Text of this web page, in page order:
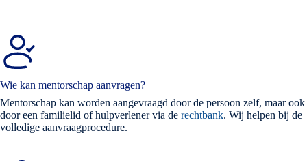
Wie kan mentorschap aanvragen?
Mentorschap kan worden aangevraagd door de persoon zelf, maar ook
door een familielid of hulpverlener via de rechtbank. Wij helpen bij de
volledige aanvraagprocedure.